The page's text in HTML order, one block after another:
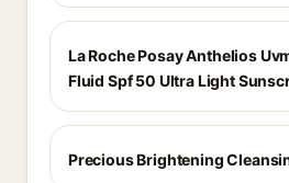
La Roche Posay Anthelios
Fluid Spf 50 Ultra Light
Precious Brightening